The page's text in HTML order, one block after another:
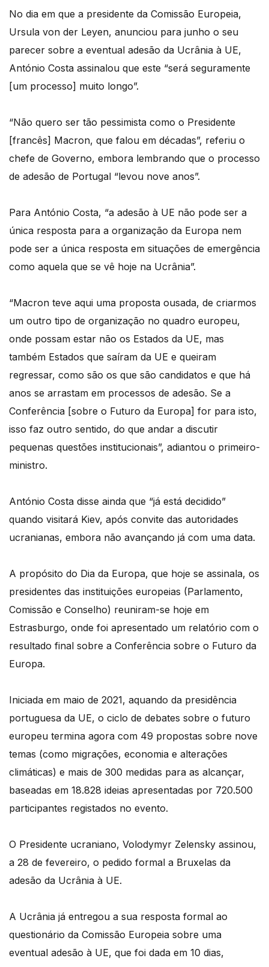
No dia em que a presidente da Comissão Europeia,
Ursula von der Leyen, anunciou para junho o seu
parecer sobre a eventual adesão da Ucrânia à UE,
António Costa assinalou que este “será seguramente
[um processo] muito longo”.
“Não quero ser tão pessimista como o Presidente
[francês] Macron, que falou em décadas”, referiu o
chefe de Governo, embora lembrando que o processo
de adesão de Portugal “levou nove anos”.
Para António Costa, “a adesão à UE não pode ser a
única resposta para a organização da Europa nem
pode ser a única resposta em situações de emergência
como aquela que se vê hoje na Ucrânia”.
“Macron teve aqui uma proposta ousada, de criarmos
um outro tipo de organização no quadro europeu,
onde possam estar não os Estados da UE, mas
também Estados que saíram da UE e queiram
regressar, como são os que são candidatos e que há
anos se arrastam em processos de adesão. Se a
Conferência [sobre o Futuro da Europa] for para isto,
isso faz outro sentido, do que andar a discutir
pequenas questões institucionais”, adiantou o primeiro-
ministro.
António Costa disse ainda que “já está decidido”
quando visitará Kiev, após convite das autoridades
ucranianas, embora não avançando já com uma data.
A propósito do Dia da Europa, que hoje se assinala, os
presidentes das instituições europeias (Parlamento,
Comissão e Conselho) reuniram-se hoje em
Estrasburgo, onde foi apresentado um relatório com o
resultado final sobre a Conferência sobre o Futuro da
Europa.
Iniciada em maio de 2021, aquando da presidência
portuguesa da UE, o ciclo de debates sobre o futuro
europeu termina agora com 49 propostas sobre nove
temas (como migrações, economia e alterações
climáticas) e mais de 300 medidas para as alcançar,
baseadas em 18.828 ideias apresentadas por 720.500
participantes registados no evento.
O Presidente ucraniano, Volodymyr Zelensky assinou,
a 28 de fevereiro, o pedido formal a Bruxelas da
adesão da Ucrânia à UE.
A Ucrânia já entregou a sua resposta formal ao
questionário da Comissão Europeia sobre uma
eventual adesão à UE, que foi dada em 10 dias,